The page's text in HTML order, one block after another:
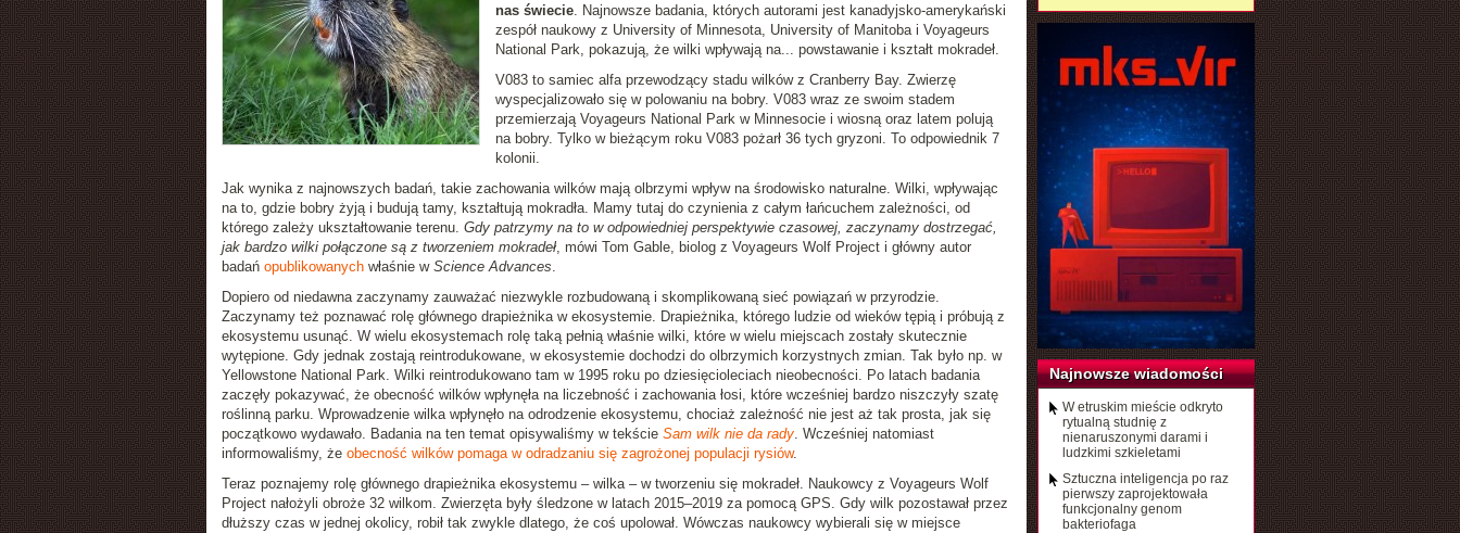
nas świecie. Najnowsze badania, których autorami jest kanadyjsko-amerykański
zespół naukowy z University of Minnesota, University of Manitoba i Voyageurs
National Park, pokazują, że wilki wpływają na... powstawanie i kształt mokradeł.
V083 to samiec alfa przewodzący stadu wilków z Cranberry Bay. Zwierzę
wyspecjalizowało się w polowaniu na bobry. V083 wraz ze swoim stadem
przemierzają Voyageurs National Park w Minnesocie i wiosną oraz latem polują
na bobry. Tylko w bieżącym roku V083 pożarł 36 tych gryzoni. To odpowiednik 7
kolonii.
Jak wynika z najnowszych badań, takie zachowania wilków mają olbrzymi wpływ na środowisko naturalne. Wilki, wpływając
na to, gdzie bobry żyją i budują tamy, kształtują mokradła. Mamy tutaj do czynienia z całym łańcuchem zależności, od
którego zależy ukształtowanie terenu. Gdy patrzymy na to w odpowiedniej perspektywie czasowej, zaczynamy dostrzegać,
jak bardzo wilki połączone są z tworzeniem mokradeł, mówi Tom Gable, biolog z Voyageurs Wolf Project i główny autor
badań opublikowanychwłaśnie w Science Advances.
Dopiero od niedawna zaczynamy zauważać niezwykle rozbudowaną i skomplikowaną sieć powiązań w przyrodzie.
Zaczynamy też poznawać rolę głównego drapieżnika w ekosystemie. Drapieżnika, którego ludzie od wieków tępią i próbują z
ekosystemu usunąć. W wielu ekosystemach rolę taką pełnią właśnie wilki, które w wielu miejscach zostały skutecznie
wytępione. Gdy jednak zostają reintrodukowane, w ekosystemie dochodzi do olbrzymich korzystnych zmian. Tak było np. w
Yellowstone National Park. Wilki reintrodukowano tam w 1995 roku po dziesięcioleciach nieobecności. Po latach badania
zaczęły pokazywać, że obecność wilków wpłynęła na liczebność i zachowania łosi, które wcześniej bardzo niszczyły szatę
roślinną parku. Wprowadzenie wilka wpłynęło na odrodzenie ekosystemu, chociaż zależność nie jest aż tak prosta, jak się
początkowo wydawało. Badania na ten temat opisywaliśmy w tekście Sam wilk nie da rady. Wcześniej natomiast
informowaliśmy, że obecność wilków pomaga w odradzaniu się zagrożonej populacji rysiów.
Teraz poznajemy rolę głównego drapieżnika ekosystemu – wilka – w tworzeniu się mokradeł. Naukowcy z Voyageurs Wolf
Project nałożyli obroże 32 wilkom. Zwierzęta były śledzone w latach 2015–2019 za pomocą GPS. Gdy wilk pozostawał przez
dłuższy czas w jednej okolicy, robił tak zwykle dlatego, że coś upolował. Wówczas naukowcy wybierali się w miejsce
Najnowsze wiadomości
W etruskim mieście odkryto
rytualną studnię z
nienaruszonymi darami i
ludzkimi szkieletami
Sztuczna inteligencja po raz
pierwszy zaprojektowała
funkcjonalny genom
bakteriofaga